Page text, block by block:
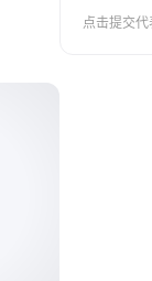
点击提交代